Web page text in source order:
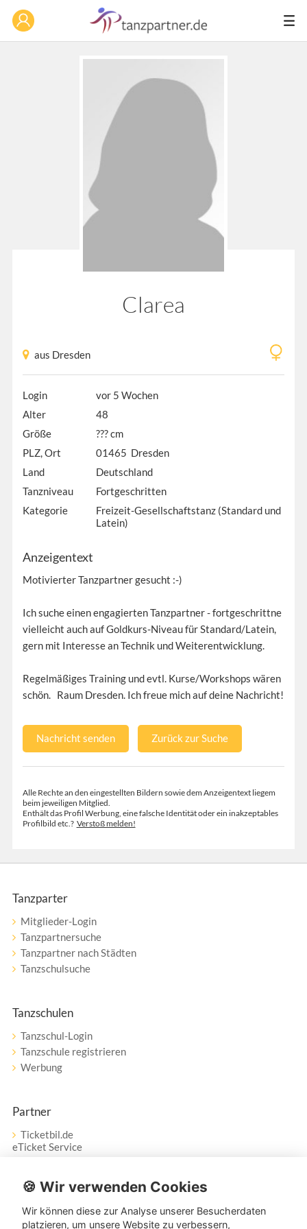
Clarea
aus Dresden
Login
vor 5 Wochen
Alter
48
Größe
??? cm
PLZ, Ort
01465 Dresden
Land
Deutschland
Tanzniveau
Fortgeschritten
Kategorie
Freizeit-Gesellschaftstanz (Standard und
Latein)
Anzeigentext
Motivierter Tanzpartner gesucht :-)
Ich suche einen engagierten Tanzpartner - fortgeschrittne
vielleicht auch auf Goldkurs-Niveau für Standard/Latein,
gern mit Interesse an Technik und Weiterentwicklung.
Regelmäßiges Training und evtl. Kurse/Workshops wären
schön. Raum Dresden. Ich freue mich auf deine Nachricht!
Nachricht senden Zurück zur Suche
Alle Rechte an den eingestellten Bildern sowie dem Anzeigentext liegem
beim jeweiligen Mitglied.
Enthält das Profil Werbung, eine falsche Identität oder ein inakzeptables
Profilbild etc.? Verstoß melden!
Tanzparter
Mitglieder-Login
Tanzpartnersuche
Tanzpartner nach Städten
Tanzschulsuche
Tanzschulen
Tanzschul-Login
Tanzschule registrieren
Werbung
Partner
Ticketbil.de
eTicket Service
Vertrag widerrufen
Service
🍪 Wir verwenden Cookies
Wir können diese zur Analyse unserer Besucherdaten
platzieren, um unsere Website zu verbessern,